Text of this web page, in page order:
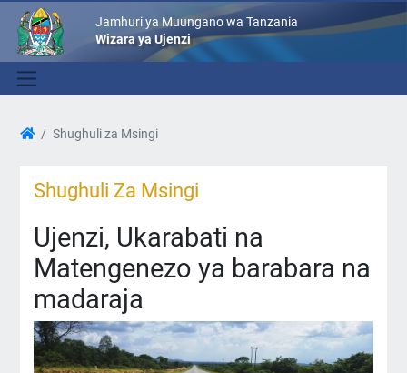
Jamhuri ya Muungano wa Tanzania
Wizara ya Ujenzi
Shughuli za Msingi
Shughuli Za Msingi
Ujenzi, Ukarabati na
Matengenezo ya barabara na
madaraja